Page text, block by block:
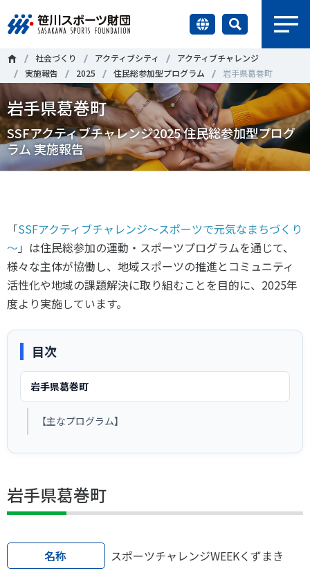
財団情報
研究員紹介
調査・研究
国際情報
知る学ぶ
＃誰が子どものスポーツをささえるのか ＃部活動
＃アクティブなまちづくり ＃日本人の身体活動と健康寿命
調査・研究
政策提言
子どものスポーツ
障害者スポーツ
スポーツによるまちづくり
スポーツ政策・予算
健康とスポーツ
社会づくり
社会づくり アクティブシティ
アクティブチャレンジ
実施報告
2025 住民総参加型プログラム 岩手県葛巻町
岩手県葛巻町
SSFアクティブチャレンジ2025 住民総参加型プログ
ラム 実施報告
「SSFアクティブチャレンジ～スポーツで元気なまちづくり
～ 」は住民総参加の運動・スポーツプログラムを通じて、
様々な主体が協働し、地域スポーツの推進とコミュニティ
活性化や地域の課題解決に取り組むことを目的に、 2025年
度より実施しています。
目次
岩手県葛巻町
【主なプログラム】
岩手県葛巻町
名称 スポーツチャレンジWEEKくずまき